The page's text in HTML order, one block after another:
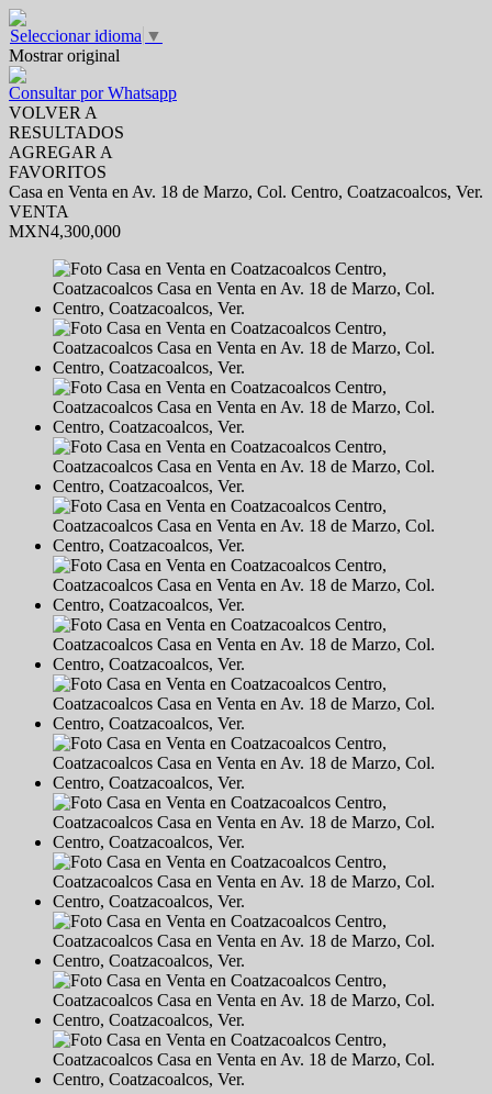
Seleccionar idioma ▼
Mostrar original
Consultar por Whatsapp
VOLVER A
RESULTADOS
AGREGAR A
FAVORITOS
Casa en Venta en Av. 18 de Marzo, Col. Centro, Coatzacoalcos, Ver.
VENTA
MXN4,300,000